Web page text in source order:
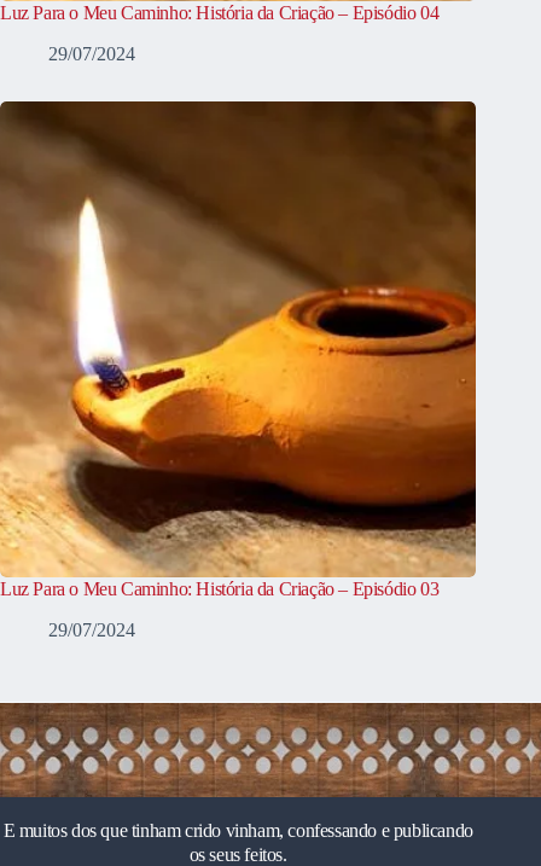
Luz Para o Meu Caminho: História da Criação – Episódio 04
29/07/2024
Luz Para o Meu Caminho: História da Criação – Episódio 03
29/07/2024
E muitos dos que tinham crido vinham, confessando e publicando
os seus feitos.